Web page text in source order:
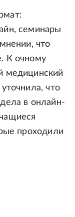
семинары
что
К очному
медицинский
что
в онлайн-
проходили